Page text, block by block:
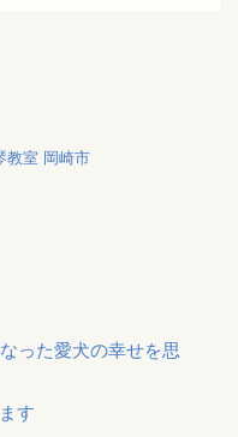
教室 岡崎市
った愛犬の幸せを思
す